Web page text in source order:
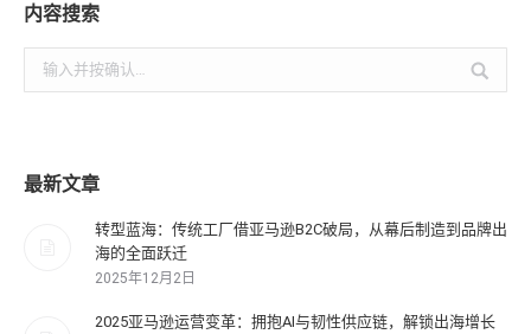
内容搜索
索：
最新文章
转型蓝海：传统工厂借亚马逊B2C破局，从幕后制造到品牌出
海的全面跃迁
2025年12月2日
2025亚马逊运营变革：拥抱AI与韧性供应链，解锁出海增长